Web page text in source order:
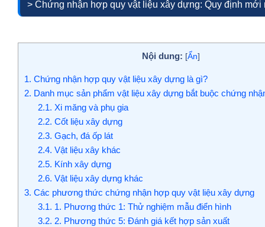
> Chứng nhận hợp quy vật liệu xây dựng: Quy định mới
Nội dung: [Ẩn]
1. Chứng nhận hợp quy vật liệu xây dựng là gì?
2. Danh mục sản phẩm vật liệu xây dựng bắt buộc chứng
2.1. Xi măng và phụ gia
2.2. Cốt liệu xây dựng
2.3. Gạch, đá ốp lát
2.4. Vật liệu xây khác
2.5. Kính xây dựng
2.6. Vật liệu xây dựng khác
3. Các phương thức chứng nhận hợp quy vật liệu xây dựng
3.1. 1. Phương thức 1: Thử nghiệm mẫu điển hình
3.2. 2. Phương thức 5: Đánh giá kết hợp sản xuất